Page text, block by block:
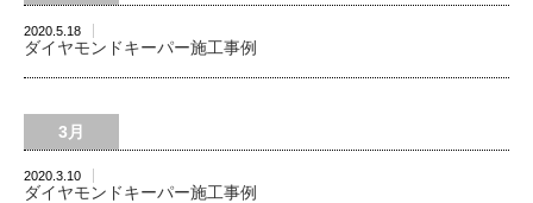
2020.5.18
ダイヤモンドキーパー施工事例
3月
2020.3.10
ダイヤモンドキーパー施工事例